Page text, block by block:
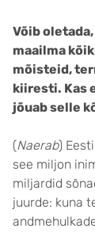
Võib
maailma
mõisteid,
kiiresti. Kas
jõuab selle
(Naerab)
see miljon
miljardid
juurde: kuna